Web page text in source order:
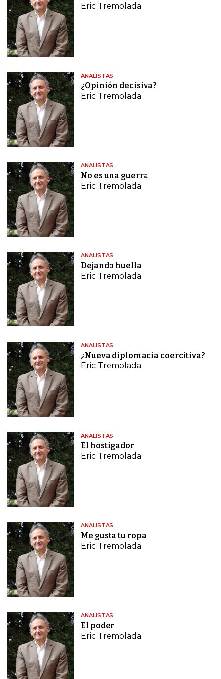
Eric Tremolada
ANALISTAS
¿Opinión decisiva?
Eric Tremolada
ANALISTAS
No es una guerra
Eric Tremolada
ANALISTAS
Dejando huella
Eric Tremolada
ANALISTAS
¿Nueva diplomacia coercitiva?
Eric Tremolada
ANALISTAS
El hostigador
Eric Tremolada
ANALISTAS
Me gusta tu ropa
Eric Tremolada
ANALISTAS
El poder
Eric Tremolada